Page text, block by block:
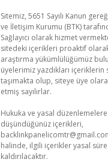
Sitemiz, 5651 Sayılı Kanun
ve İletişim Kurumu (BTK)
Sağlayıcı olarak hizmet
sitedeki içerikleri proaktif
araştırma yükümlülüğümüz
üyelerimiz yazdıkları
taşımakta olup, siteye üye
etmiş sayılırlar.
Hukuka ve yasal düzenlemelere
düşündüğünüz içerikleri,
halinde, ilgili içerikler yasal
kaldırılacaktır.